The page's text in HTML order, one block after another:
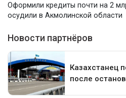
Оформили кредиты почти на 2
осудили в Акмолинской области